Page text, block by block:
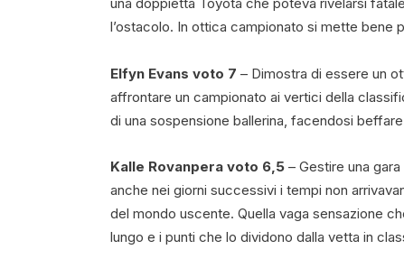
una doppietta Toyota che poteva rivelarsi
l’ostacolo. In ottica campionato si mette bene
Elfyn Evans voto 7 – Dimostra di essere un
affrontare un campionato ai vertici della
di una sospensione ballerina, facendosi
Kalle Rovanpera voto 6,5 – Gestire una
anche nei giorni successivi i tempi non
del mondo uscente. Quella vaga sensazione
lungo e i punti che lo dividono dalla vetta in